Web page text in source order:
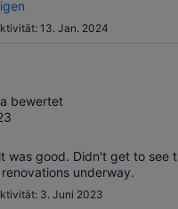
they upgraded but felt
downgraded experience.
the lot. Not
13. Jan. 2024
bewertet
was good. Didn't get to see
underway.
3. Juni 2023